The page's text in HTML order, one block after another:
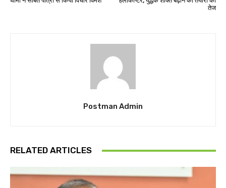
तेज
Postman Admin
RELATED ARTICLES